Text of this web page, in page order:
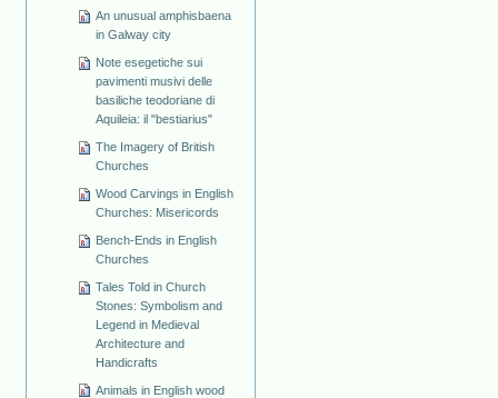
An unusual amphisbaena
in Galway city
Note esegetiche sui
pavimenti musivi delle
basiliche teodoriane di
Aquileia: il "bestiarius"
The Imagery of British
Churches
Wood Carvings in English
Churches: Misericords
Bench-Ends in English
Churches
Tales Told in Church
Stones: Symbolism and
Legend in Medieval
Architecture and
Handicrafts
Animals in English wood